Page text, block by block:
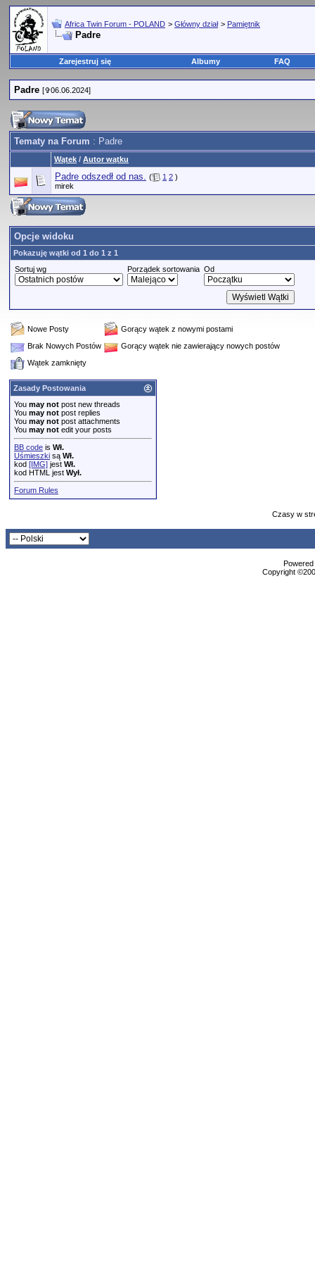
Africa Twin Forum - POLAND > Główny dział > Pamiętnik
Padre
Zarejestruj się Albumy FAQ
Padre [✞06.06.2024]
Tematy na Forum : Padre
Wątek / Autor wątku
Padre odszedł od nas. ( 1 2 )
mirek
Opcje widoku
Pokazuję wątki od 1 do 1 z 1
Sortuj wg
Porządek sortowania Od
Nowe Posty
Gorący wątek z nowymi postami
Brak Nowych Postów
Gorący wątek nie zawierający nowych postów
Wątek zamknięty
Zasady Postowania
You may not post new threads
You may not post replies
You may not post attachments
You may not edit your posts
BB code is Wł.
Uśmieszki są Wł.
kod [IMG] jest Wł.
kod HTML jest Wył.
Forum Rules
Czasy w
Copyright